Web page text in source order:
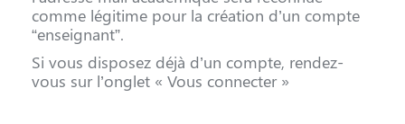
comme légitime pour la création d’un compte
“enseignant”.
Si vous disposez déjà d’un compte, rendez-
vous sur l’onglet « Vous connecter »